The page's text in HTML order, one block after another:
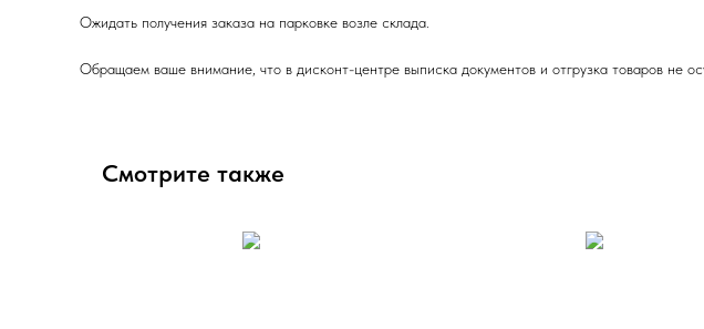
Ожидать получения заказа на парковке возле склада.
Обращаем ваше внимание, что в дисконт-центре выписка документов и отгрузка товаров не
Смотрите также